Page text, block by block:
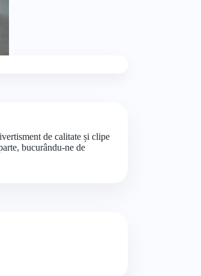
de calitate și clipe
bucurându-ne de